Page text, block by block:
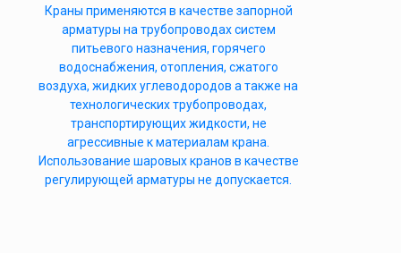
Краны применяются в качестве запорной
арматуры на трубопроводах систем
питьевого назначения, горячего
водоснабжения, отопления, сжатого
воздуха, жидких углеводородов а также на
технологических трубопроводах,
транспортирующих жидкости, не
агрессивные к материалам крана.
Использование шаровых кранов в качестве
регулирующей арматуры не допускается.